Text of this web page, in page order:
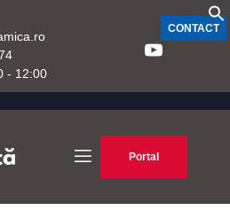
- 12:00
CONTACT
Portal